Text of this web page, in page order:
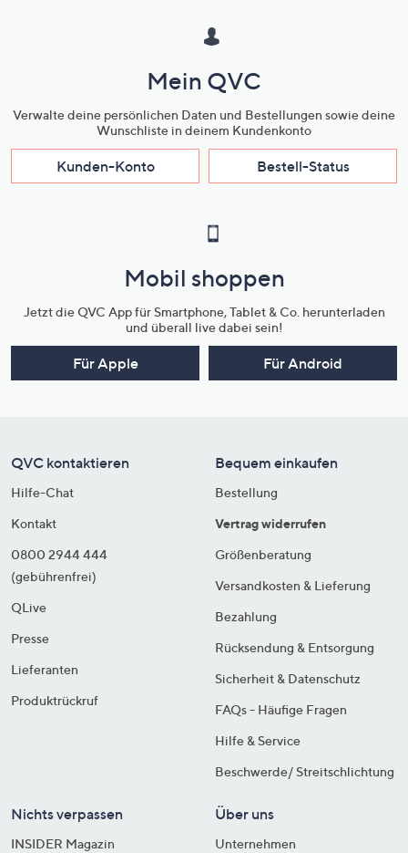
Mein QVC
Verwalte deine persönlichen Daten und Bestellungen sowie deine
Wunschliste in deinem Kundenkonto
Kunden-Konto Bestell-Status
Mobil shoppen
Jetzt die QVC App für Smartphone, Tablet & Co. herunterladen
und überall live dabei sein!
Für Apple Für Android
QVC kontaktieren
Hilfe-Chat
Kontakt
0800 2944 444
(gebührenfrei)
QLive
Presse
Lieferanten
Produktrückruf
Bequem einkaufen
Bestellung
Vertrag widerrufen
Größenberatung
Versandkosten & Lieferung
Bezahlung
Rücksendung & Entsorgung
Sicherheit & Datenschutz
FAQs - Häufige Fragen
Hilfe & Service
Beschwerde/ Streitschlichtung
Nichts verpassen
INSIDER Magazin
Über uns
Unternehmen